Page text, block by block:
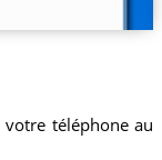
téléphone au